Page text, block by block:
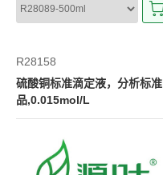
R28158
硫酸铜标准滴定液，分析标准
品,0.015mol/L